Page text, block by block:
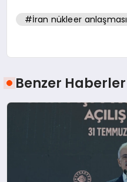
#İran nükleer anlaşması
Benzer Haberler